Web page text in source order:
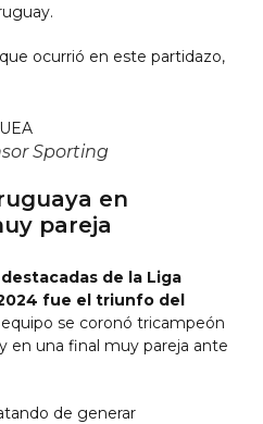
ocurrió en este partidazo,
Sporting
en
pareja
de la Liga
fue el triunfo del
se coronó tricampeón
en una final muy pareja ante
de generar